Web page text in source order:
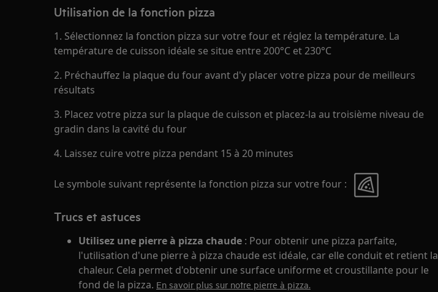
Utilisation de la fonction pizza
1. Sélectionnez la fonction pizza sur votre four et réglez la température. La
température de cuisson idéale se situe entre 200°C et 230°C
2. Préchauffez la plaque du four avant d'y placer votre pizza pour de meilleurs
résultats
3. Placez votre pizza sur la plaque de cuisson et placez-la au troisième niveau de
gradin dans la cavité du four
4. Laissez cuire votre pizza pendant 15 à 20 minutes
Le symbole suivant représente la fonction pizza sur votre four :
Trucs et astuces
Utilisez une pierre à pizza chaude : Pour obtenir une pizza parfaite,
l'utilisation d'une pierre à pizza chaude est idéale, car elle conduit et retient la
chaleur. Cela permet d'obtenir une surface uniforme et croustillante pour le
fond de la pizza. En savoir plus sur notre pierre à pizza.